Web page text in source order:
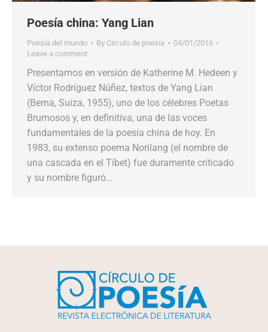
Poesía china: Yang Lian
Poesía del mundo By Círculo de poesía
04/01/2016
Leave a comment
Presentamos en versión de Katherine M. Hedeen y
Víctor Rodríguez Núñez, textos de Yang Lian
(Berna, Suiza, 1955), uno de los célebres Poetas
Brumosos y, en definitiva, una de las voces
fundamentales de la poesía china de hoy. En
1983, su extenso poema Norilang (el nombre de
una cascada en el Tíbet) fue duramente criticado
y su nombre figuró…